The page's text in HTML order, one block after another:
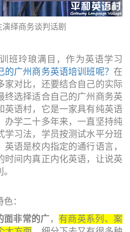
演绎商务谈判话剧
班玲琅满目，作为英语学习
广州商务英语培训班呢？ 在
家对比，还要结合自己的实际
终选择适合自己的广州商务英
英语村，它是一家具有纯英语
办学二十多年来，一直坚持纯
学习法，学员按测试水平分班
语是校内指定的通行语言，
时间内真正内化英语，让说英
：
面非常的广 ， 有商英系列、案